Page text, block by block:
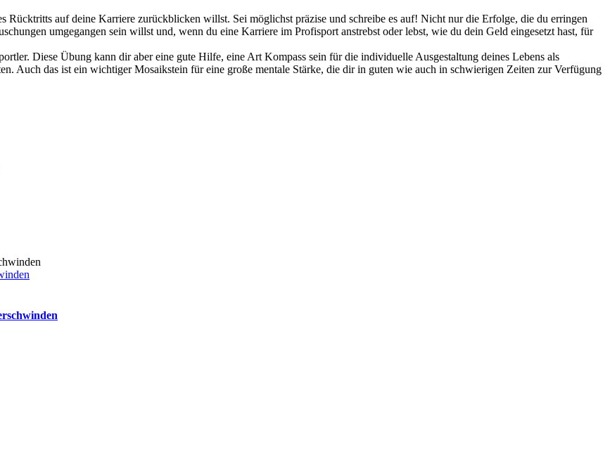
auf deine Karriere zurückblicken willst. Sei möglichst präzise und schreibe es auf! Nicht nur die Erfolge, die du erringen
umgegangen sein willst und, wenn du eine Karriere im Profisport anstrebst oder lebst, wie du dein Geld eingesetzt hast, für
Diese Übung kann dir aber eine gute Hilfe, eine Art Kompass sein für die individuelle Ausgestaltung deines Lebens als
Auch das ist ein wichtiger Mosaikstein für eine große mentale Stärke, die dir in guten wie auch in schwierigen Zeiten zur Verfügung